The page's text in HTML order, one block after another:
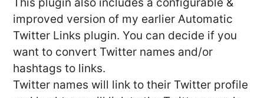
improved version of my earlier Automatic
Twitter Links plugin. You can decide if you
want to convert Twitter names and/or
hashtags to links.
Twitter names will link to their Twitter profile